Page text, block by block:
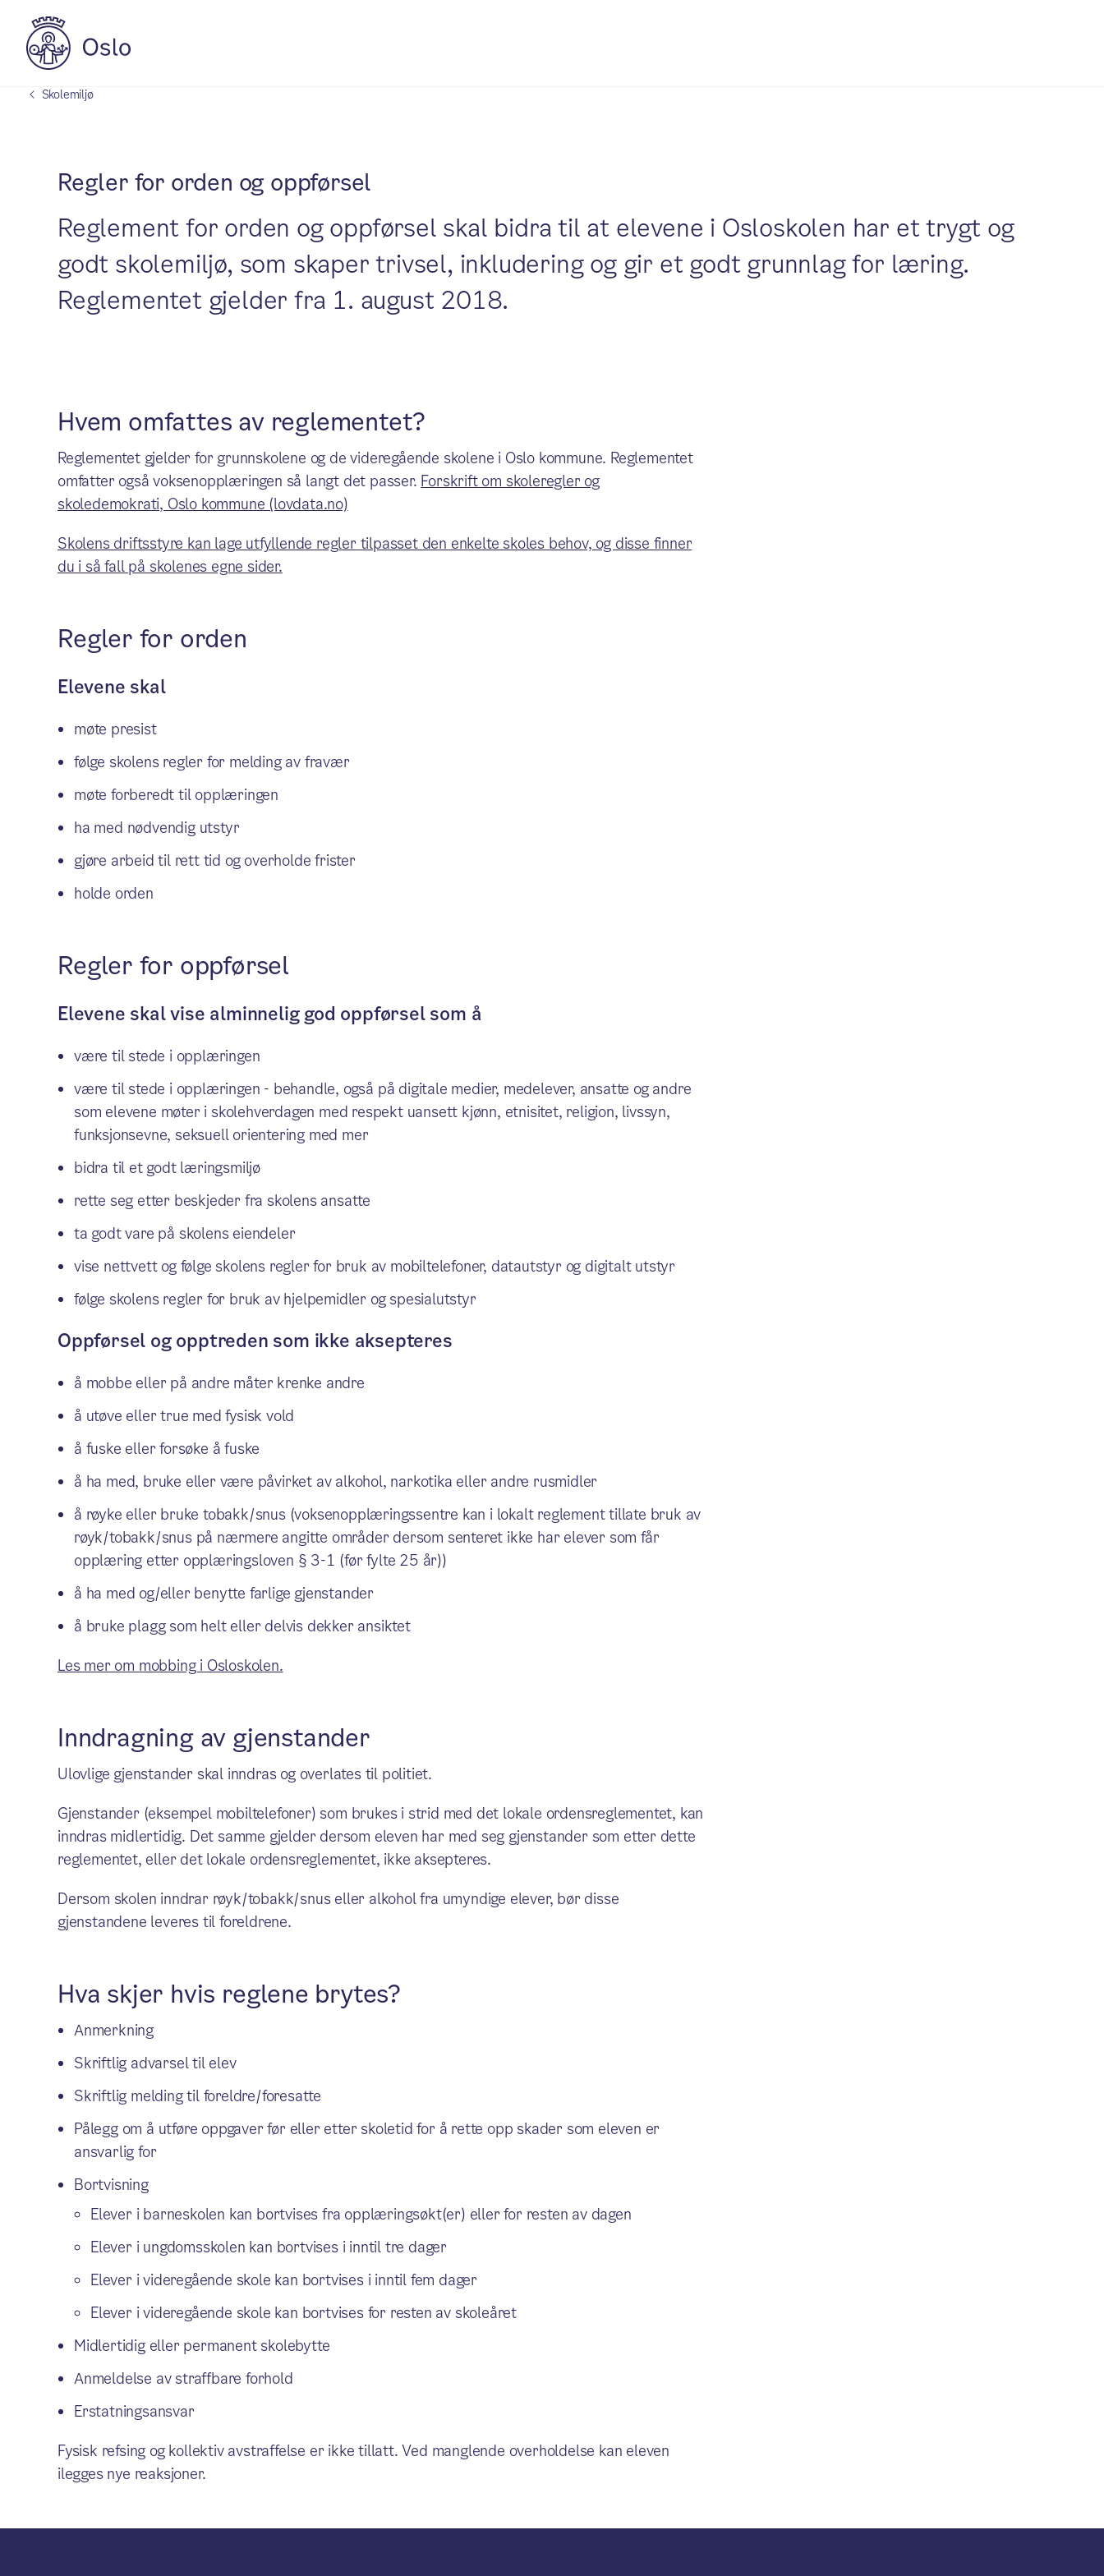
Skolemiljø
Regler for orden og oppførsel
Reglement for orden og oppførsel skal bidra til at elevene i Osloskolen har et trygt og
godt skolemiljø, som skaper trivsel, inkludering og gir et godt grunnlag for læring.
Reglementet gjelder fra 1. august 2018.
Hvem omfattes av reglementet?
Reglementet gjelder for grunnskolene og de videregående skolene i Oslo kommune. Reglementet
omfatter også voksenopplæringen så langt det passer. Forskrift om skoleregler og
skoledemokrati, Oslo kommune (lovdata.no)
Skolens driftsstyre kan lage utfyllende regler tilpasset den enkelte skoles behov, og disse finner
du i så fall på skolenes egne sider.
Regler for orden
Elevene skal
møte presist
følge skolens regler for melding av fravær
møte forberedt til opplæringen
ha med nødvendig utstyr
gjøre arbeid til rett tid og overholde frister
holde orden
Regler for oppførsel
Elevene skal vise alminnelig god oppførsel som å
være til stede i opplæringen
være til stede i opplæringen - behandle, også på digitale medier, medelever, ansatte og andre
som elevene møter i skolehverdagen med respekt uansett kjønn, etnisitet, religion, livssyn,
funksjonsevne, seksuell orientering med mer
bidra til et godt læringsmiljø
rette seg etter beskjeder fra skolens ansatte
ta godt vare på skolens eiendeler
vise nettvett og følge skolens regler for bruk av mobiltelefoner, datautstyr og digitalt utstyr
følge skolens regler for bruk av hjelpemidler og spesialutstyr
Oppførsel og opptreden som ikke aksepteres
å mobbe eller på andre måter krenke andre
å utøve eller true med fysisk vold
å fuske eller forsøke å fuske
å ha med, bruke eller være påvirket av alkohol, narkotika eller andre rusmidler
å røyke eller bruke tobakk/snus (voksenopplæringssentre kan i lokalt reglement tillate bruk av
røyk/tobakk/snus på nærmere angitte områder dersom senteret ikke har elever som får
opplæring etter opplæringsloven § 3-1 (før fylte 25 år))
å ha med og/eller benytte farlige gjenstander
å bruke plagg som helt eller delvis dekker ansiktet
Les mer om mobbing i Osloskolen.
Inndragning av gjenstander
Ulovlige gjenstander skal inndras og overlates til politiet.
Gjenstander (eksempel mobiltelefoner) som brukes i strid med det lokale ordensreglementet, kan
inndras midlertidig. Det samme gjelder dersom eleven har med seg gjenstander som etter dette
reglementet, eller det lokale ordensreglementet, ikke aksepteres.
Dersom skolen inndrar røyk/tobakk/snus eller alkohol fra umyndige elever, bør disse
gjenstandene leveres til foreldrene.
Hva skjer hvis reglene brytes?
Anmerkning
Skriftlig advarsel til elev
Skriftlig melding til foreldre/foresatte
Pålegg om å utføre oppgaver før eller etter skoletid for å rette opp skader som eleven er
ansvarlig for
Bortvisning
Elever i barneskolen kan bortvises fra opplæringsøkt(er) eller for resten av dagen
Elever i ungdomsskolen kan bortvises i inntil tre dager
Elever i videregående skole kan bortvises i inntil fem dager
Elever i videregående skole kan bortvises for resten av skoleåret
Midlertidig eller permanent skolebytte
Anmeldelse av straffbare forhold
Erstatningsansvar
Fysisk refsing og kollektiv avstraffelse er ikke tillatt. Ved manglende overholdelse kan eleven
ilegges nye reaksjoner.